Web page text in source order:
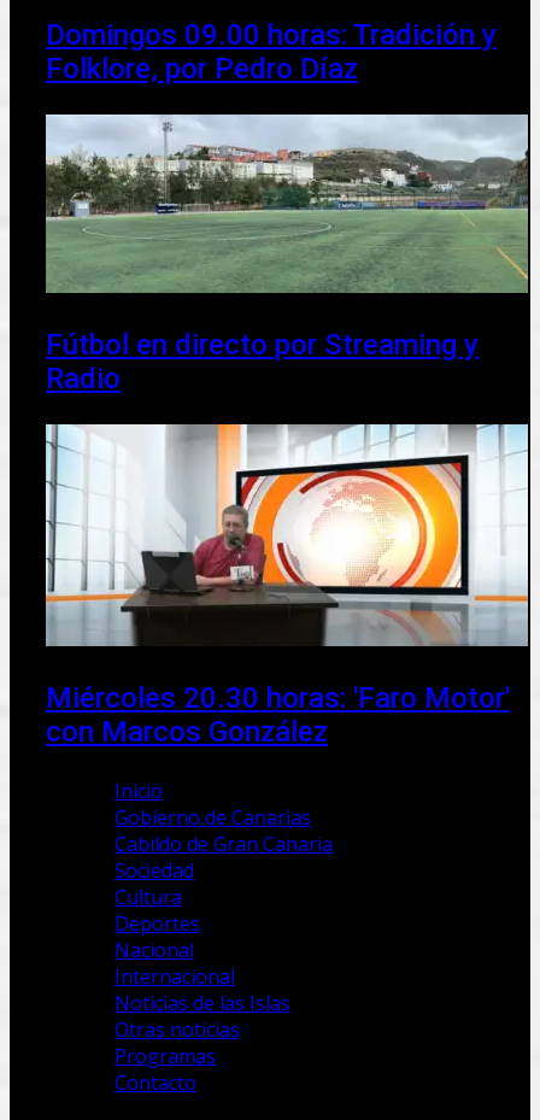
Domingos 09.00 horas: Tradición y
Folklore, por Pedro Díaz
Fútbol en directo por Streaming y
Radio
Miércoles 20.30 horas: 'Faro Motor'
con Marcos González
Inicio
Gobierno de Canarias
Cabildo de Gran Canaria
Sociedad
Cultura
Deportes
Nacional
Internacional
Noticias de las Islas
Otras noticias
Programas
Contacto